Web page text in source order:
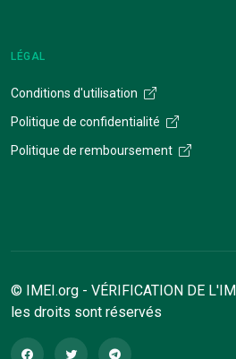
LÉGAL
Conditions d'utilisation
Politique de confidentialité
Politique de remboursement
© IMEI.org - VÉRIFICATION DE
les droits sont réservés